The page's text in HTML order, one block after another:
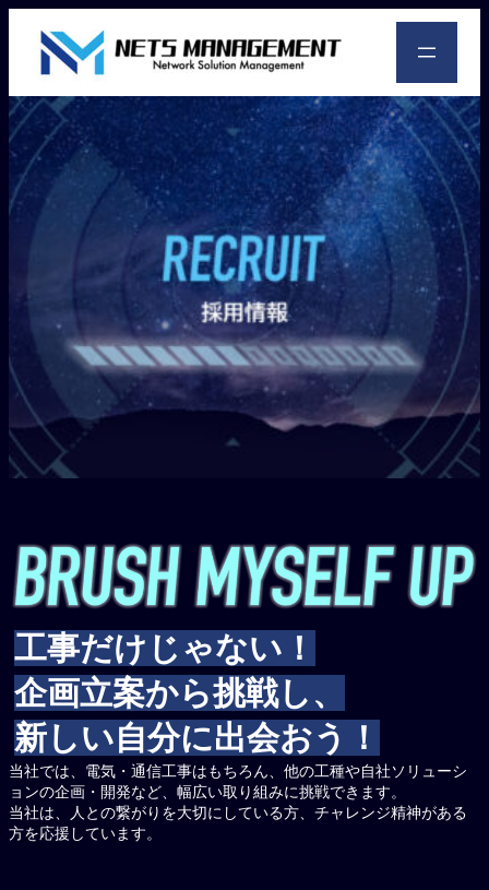
キ
ッ
プ
工事だけじゃない！
企画立案から挑戦し、
新しい自分に出会おう！
当社では、電気・通信工事はもちろん、他の工種や自社ソリューシ
ョンの企画・開発など、幅広い取り組みに挑戦できます。
当社は、人との繋がりを大切にしている方、チャレンジ精神がある
方を応援しています。